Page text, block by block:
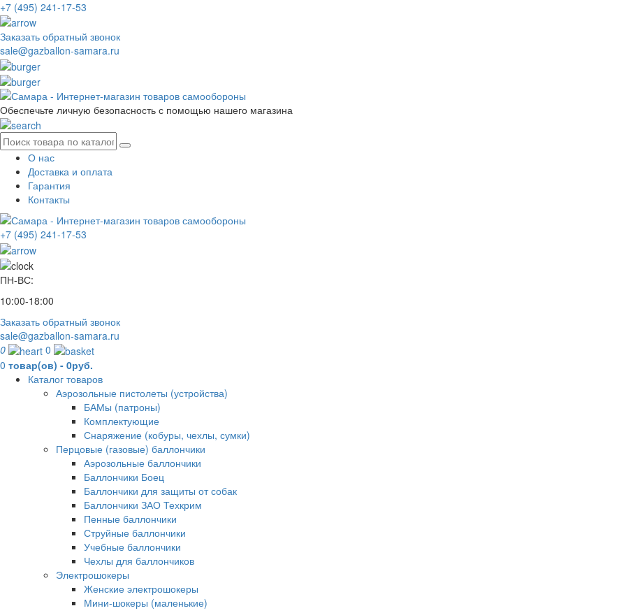
+7 (495) 241-17-53
Заказать обратный звонок
sale@gazballon-samara.ru
Обеспечьте личную безопасность с помощью нашего магазина
О нас
Доставка и оплата
Гарантия
Контакты
+7 (495) 241-17-53
ПН-ВС:
10:00-18:00
Заказать обратный звонок
sale@gazballon-samara.ru
0
0
0 товар(ов) - 0руб.
Каталог товаров
Аэрозольные пистолеты (устройства)
БАМы (патроны)
Комплектующие
Снаряжение (кобуры, чехлы, сумки)
Перцовые (газовые) баллончики
Аэрозольные баллончики
Баллончики Боец
Баллончики для защиты от собак
Баллончики ЗАО Техкрим
Пенные баллончики
Струйные баллончики
Учебные баллончики
Чехлы для баллончиков
Электрошокеры
Женские электрошокеры
Мини-шокеры (маленькие)